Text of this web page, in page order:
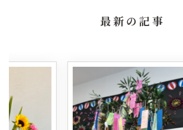
最新の記事